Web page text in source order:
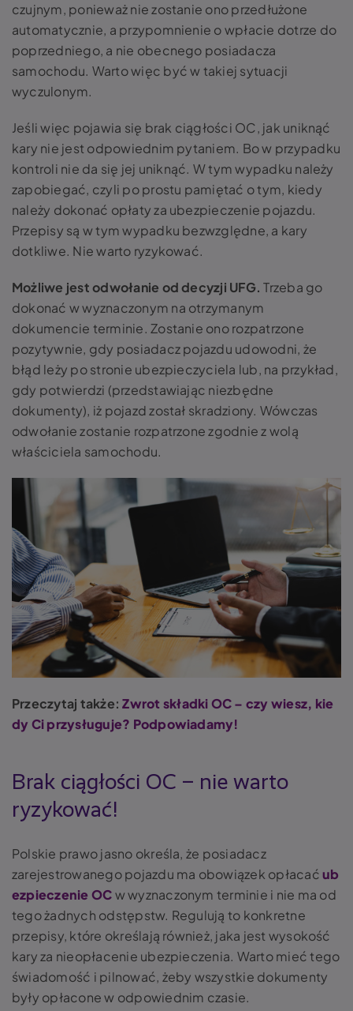
czujnym, ponieważ nie zostanie ono przedłużone
automatycznie, a przypomnienie o wpłacie dotrze do
poprzedniego, a nie obecnego posiadacza
samochodu. Warto więc być w takiej sytuacji
wyczulonym.
Jeśli więc pojawia się brak ciągłości OC, jak uniknąć
kary nie jest odpowiednim pytaniem. Bo w przypadku
kontroli nie da się jej uniknąć. W tym wypadku należy
zapobiegać, czyli po prostu pamiętać o tym, kiedy
należy dokonać opłaty za ubezpieczenie pojazdu.
Przepisy są w tym wypadku bezwzględne, a kary
dotkliwe. Nie warto ryzykować.
Możliwe jest odwołanie od decyzji UFG. Trzeba go
dokonać w wyznaczonym na otrzymanym
dokumencie terminie. Zostanie ono rozpatrzone
pozytywnie, gdy posiadacz pojazdu udowodni, że
błąd leży po stronie ubezpieczyciela lub, na przykład,
gdy potwierdzi (przedstawiając niezbędne
dokumenty), iż pojazd został skradziony. Wówczas
odwołanie zostanie rozpatrzone zgodnie z wolą
właściciela samochodu.
Przeczytaj także: Zwrot składki OC – czy wiesz, kie
dy Ci przysługuje? Podpowiadamy!
Brak ciągłości OC – nie warto
ryzykować!
Polskie prawo jasno określa, że posiadacz
zarejestrowanego pojazdu ma obowiązek opłacaćub
ezpieczenie OCw wyznaczonym terminie i nie ma od
tego żadnych odstępstw. Regulują to konkretne
przepisy, które określają również, jaka jest wysokość
kary za nieopłacenie ubezpieczenia. Warto mieć tego
świadomość i pilnować, żeby wszystkie dokumenty
były opłacone w odpowiednim czasie.